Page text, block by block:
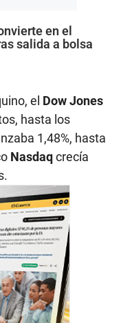
en el
salida a bolsa
el Dow Jones
hasta los
1,48%, hasta
Nasdaqcrecía